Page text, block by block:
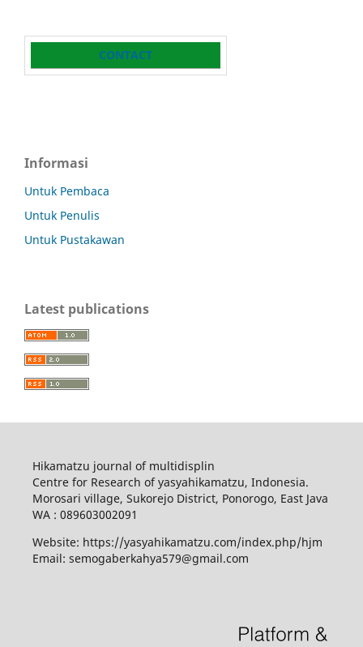
CONTACT
Informasi
Untuk Pembaca
Untuk Penulis
Untuk Pustakawan
Latest publications
Hikamatzu journal of multidisplin
Centre for Research of yasyahikamatzu, Indonesia.
Morosari village, Sukorejo District, Ponorogo, East Java
WA : 089603002091
Website: https://yasyahikamatzu.com/index.php/hjm
Email: semogaberkahya579@gmail.com